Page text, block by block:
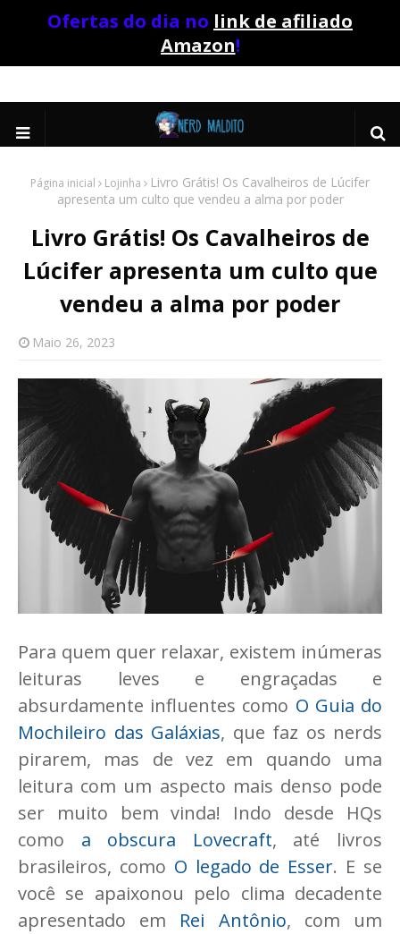
Ofertas do dia no link de afiliado
Amazon!
Página inicial Lojinha
Livro Grátis! Os Cavalheiros de Lúcifer
apresenta um culto que vendeu a alma por poder
Livro Grátis! Os Cavalheiros de
Lúcifer apresenta um culto que
vendeu a alma por poder
Maio 26, 2023
Para quem quer relaxar, existem inúmeras
leituras leves e engraçadas e
absurdamente influentes como O Guia do
Mochileiro das Galáxias, que faz os nerds
pirarem, mas de vez em quando uma
leitura com um aspecto mais denso pode
ser muito bem vinda! Indo desde HQs
como a obscura Lovecraft, até livros
brasileiros, como O legado de Esser. E se
você se apaixonou pelo clima decadente
apresentado em Rei Antônio, com um